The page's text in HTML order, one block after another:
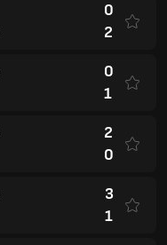
0
2
0
1
2
0
3
1